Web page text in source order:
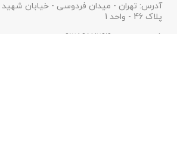
آدرس: تهران - میدان فردوسی - خیابان
پلاک 46 - واحد 1
شماره موبایل: 09128957294